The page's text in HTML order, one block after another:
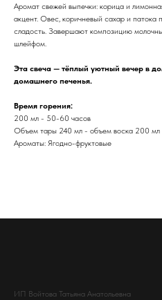
Аромат свежей выпечки: корица и
акцент. Овес, коричневый сахар и
сладость. Завершают композицию
шлейфом.
Эта свеча — тёплый уютный вечер в
домашнего печенья.
Время горения:
200 мл - 50-60 часов
Объем тары 240 мл - объем воска 200 мл
Ароматы: Ягодно-фруктовые
ИП Войтова Татьяна Анатольевна